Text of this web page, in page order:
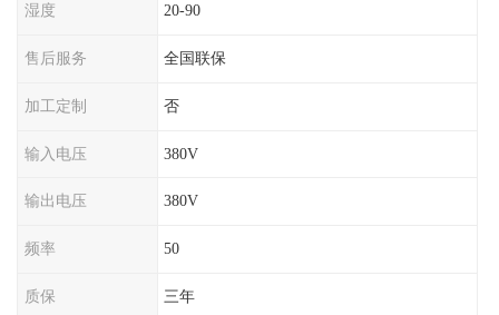
湿度 20-90
售后服务 全国联保
加工定制 否
输入电压 380V
输出电压 380V
频率 50
质保 三年